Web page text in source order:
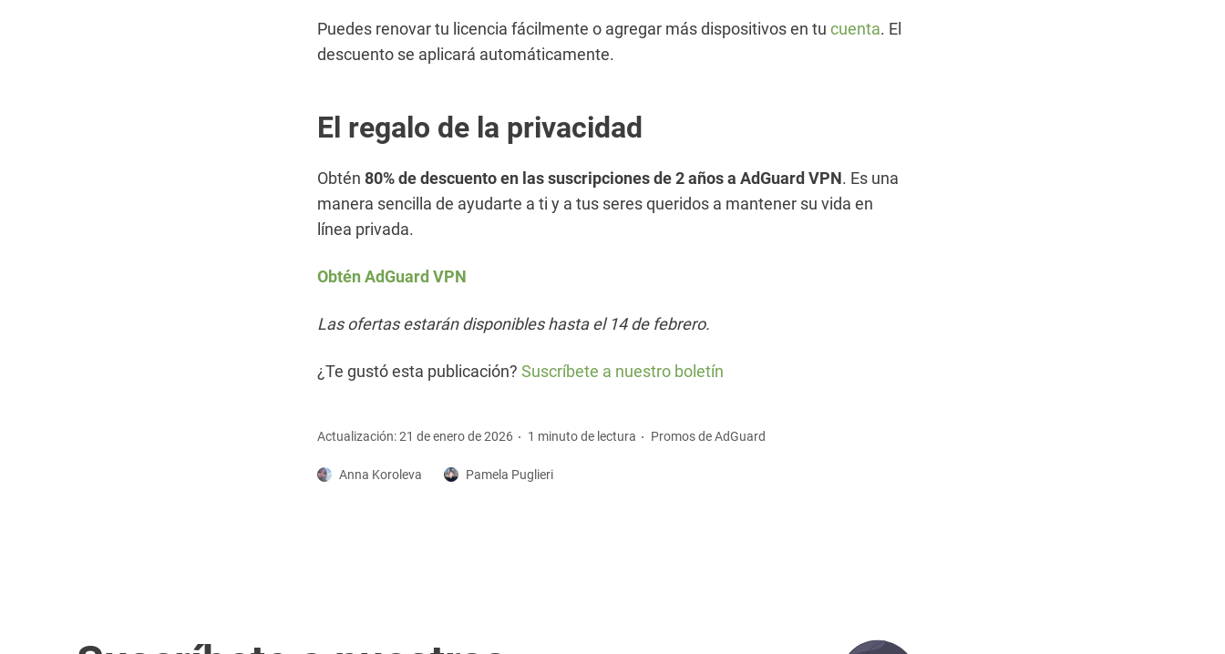
Puedes renovar tu licencia fácilmente o agregar más dispositivos en tu cuenta. El
descuento se aplicará automáticamente.
El regalo de la privacidad
Obtén 80% de descuento en las suscripciones de 2 años a AdGuard VPN. Es una
manera sencilla de ayudarte a ti y a tus seres queridos a mantener su vida en
línea privada.
Obtén AdGuard VPN
Las ofertas estarán disponibles hasta el 14 de febrero.
¿Te gustó esta publicación? Suscríbete a nuestro boletín
Actualización: 21 de enero de 2026 1 minuto de lectura Promos de AdGuard
Anna Koroleva Pamela Puglieri